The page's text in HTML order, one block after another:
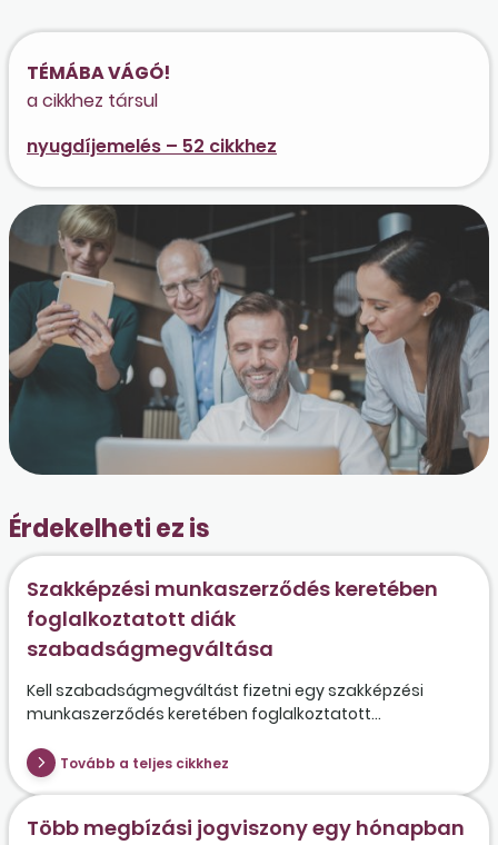
TÉMÁBA VÁGÓ!
a cikkhez társul
nyugdíjemelés – 52 cikkhez
Érdekelheti ez is
Szakképzési munkaszerződés keretében
foglalkoztatott diák
szabadságmegváltása
Kell szabadságmegváltást fizetni egy szakképzési
munkaszerződés keretében foglalkoztatott...
Tovább a teljes cikkhez
Több megbízási jogviszony egy hónapban